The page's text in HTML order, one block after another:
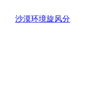
沙漠环境旋风分